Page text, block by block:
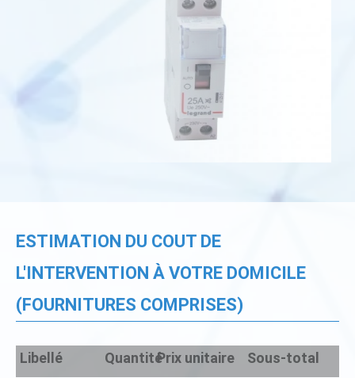
ESTIMATION DU COUT DE
L'INTERVENTION À VOTRE DOMICILE
(FOURNITURES COMPRISES)
Libellé QuantitéPrix unitaire Sous-total